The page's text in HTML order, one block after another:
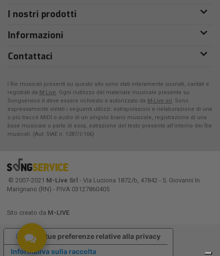
I nostri prodotti
Informazioni
Contattaci
I file musicali presenti su questo sito sono stati interamente suonati, cantati e
registrati da M-Live. Ogni riutilizzo del materiale musicale presente su
Songservice.it deve essere richiesto e autorizzato da M-Live srl . Sono
espressamente vietati i seguenti utilizzi: estrapolazioni e rielaborazione di una
o più tracce MIDI o audio di un singolo brano musicale, registrazione di una
base musicale o parte di essa, estrazione del testo presente all'interno dei file
musicali. (Aut. SIAE n. 1287/I/106)
© 2007-2021 M-Live Srl - Via Luciona 1872/b, 47842 - S. Giovanni In
Marignano (RN) - P.IVA 03127860405
Sito creato da M-LIVE
Informativa sulla raccolta
Le tue preferenze relative alla privacy